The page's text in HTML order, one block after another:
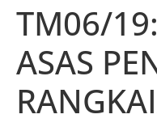
TM06/
ASAS